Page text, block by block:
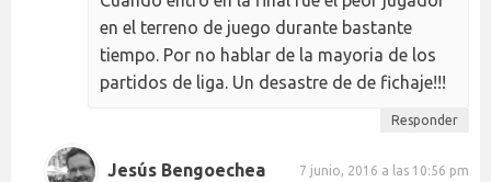
en el terreno de juego durante bastante
tiempo. Por no hablar de la mayoria de los
partidos de liga. Un desastre de de fichaje!!!
Responder
Jesús Bengoechea 7 junio, 2016 a las 10:56 pm